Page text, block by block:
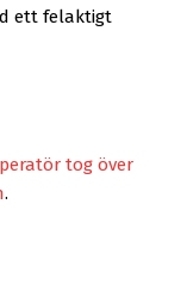
ett felaktigt
tog över
.